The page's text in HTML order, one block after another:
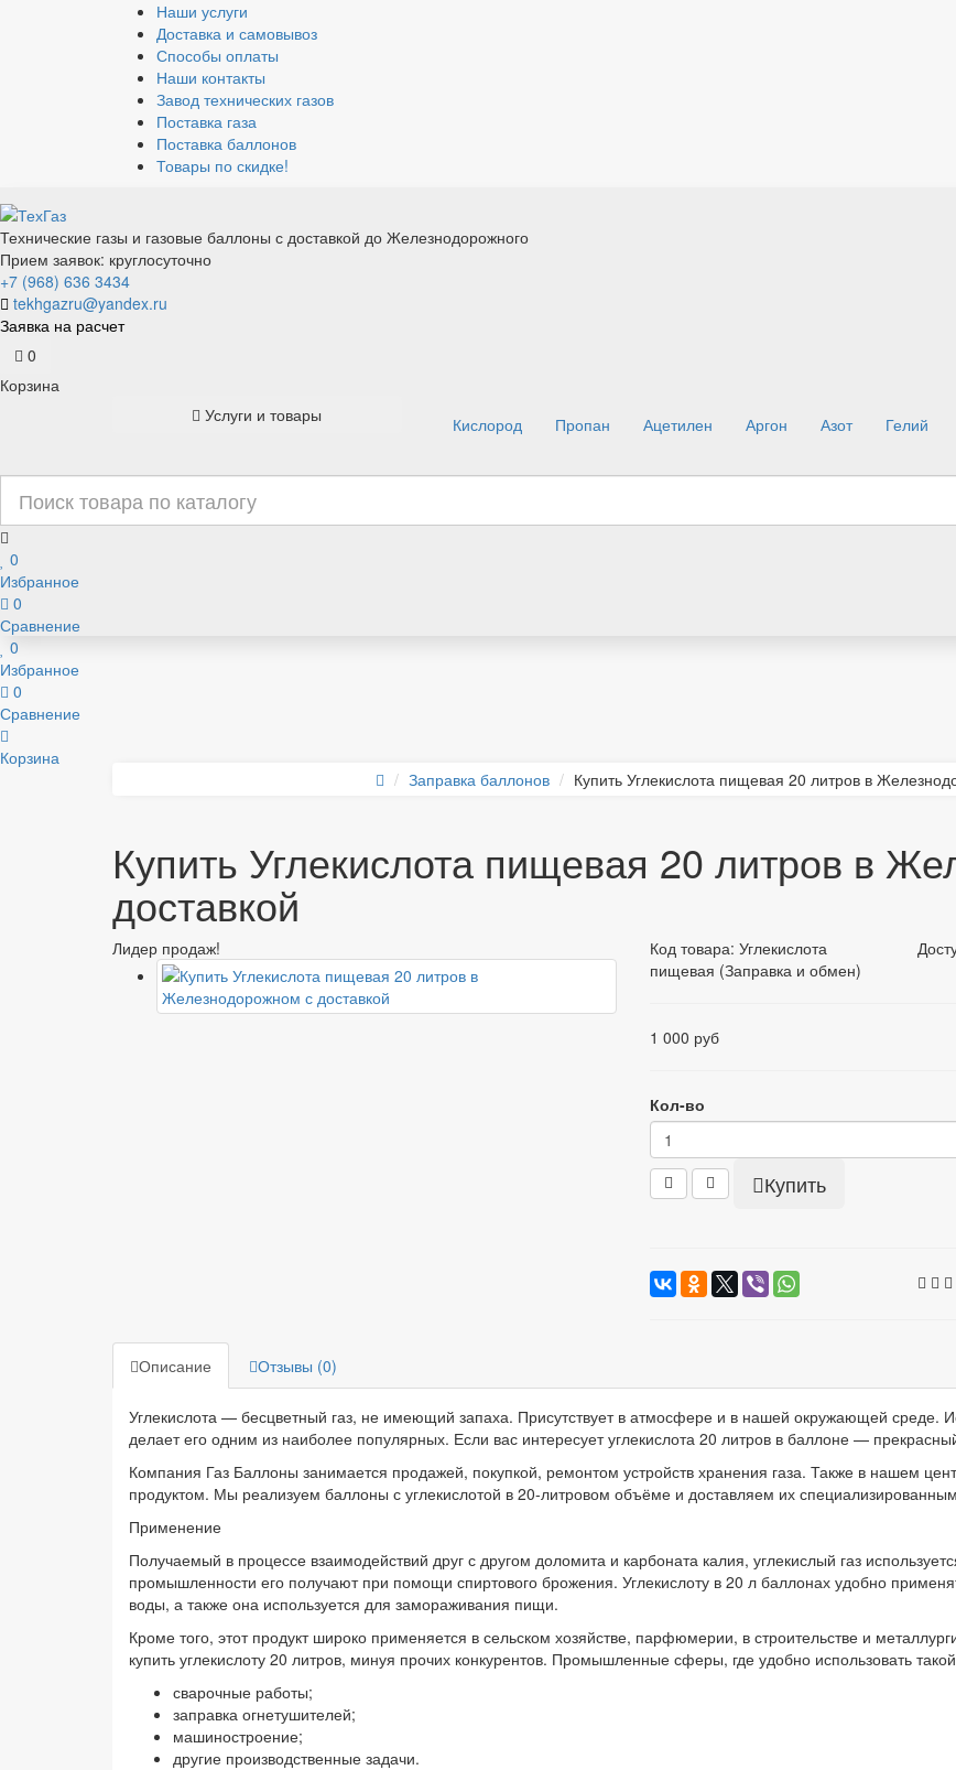
Наши услуги
Доставка и самовывоз
Способы оплаты
Наши контакты
Завод технических газов
Поставка газа
Поставка баллонов
Товары по скидке!
Технические газы и газовые баллоны с доставкой до Железнодорожного
Прием заявок: круглосуточно
+7 (968) 636 3434
tekhgazru@yandex.ru
Заявка на расчет
0
Корзина
Кислород
Пропан Ацетилен Аргон Азот Гелий
Услуги и товары
0
Избранное
0
Сравнение
0
Избранное
0
Сравнение
Корзина
Заправка баллонов
Купить Углекислота пищевая 20 литров в
Купить Углекислота пищевая 20 литров в
доставкой
Лидер продаж! Код товара: Углекислота
пищевая (Заправка и обмен)
1 000 руб
Кол-во
Купить
Описание Отзывы (0)
Углекислота — бесцветный газ, не имеющий запаха. Присутствует в атмосфере и в нашей окружающей среде.
делает его одним из наиболее популярных. Если вас интересует углекислота 20 литров в баллоне —
Компания Газ Баллоны занимается продажей, покупкой, ремонтом устройств хранения газа. Также в нашем
продуктом. Мы реализуем баллоны с углекислотой в 20-литровом объёме и доставляем их
Применение
Получаемый в процессе взаимодействий друг с другом доломита и карбоната калия, углекислый газ
промышленности его получают при помощи спиртового брожения. Углекислоту в 20 л баллонах удобно
воды, а также она используется для замораживания пищи.
Кроме того, этот продукт широко применяется в сельском хозяйстве, парфюмерии, в строительстве и
купить углекислоту 20 литров, минуя прочих конкурентов. Промышленные сферы, где удобно использовать
сварочные работы;
заправка огнетушителей;
машиностроение;
другие производственные задачи.